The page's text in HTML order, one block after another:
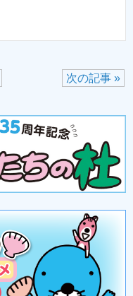
次の記事 »